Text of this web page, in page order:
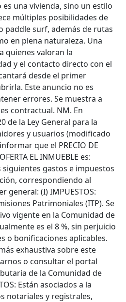
una vivienda, sino un estilo
múltiples posibilidades de
paddle surf, además de rutas
en plena naturaleza. Una
quienes valoran la
y el contacto directo con el
desde el primer
Este anuncio no es
errores. Se muestra a
contractual. NM. En
de la Ley General para la
y usuarios (modificado
que el PRECIO DE
EL INMUEBLE es:
siguientes gastos e impuestos
correspondiendo al
general: (I) IMPUESTOS:
Patrimoniales (ITP). Se
vigente en la Comunidad de
es el 8 %, sin perjuicio
o bonificaciones aplicables.
exhaustiva sobre este
o consultar el portal
de la Comunidad de
Están asociados a la
notariales y registrales,